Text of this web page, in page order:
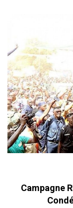
Campagne